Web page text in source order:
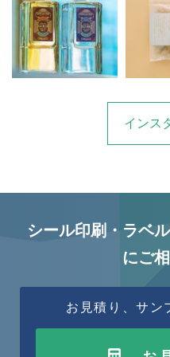
インス
シール印刷・ラベ
にご
お見積り、サン